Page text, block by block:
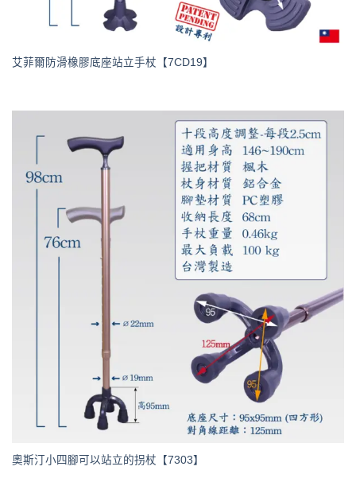
艾菲爾防滑橡膠底座站立手杖【7CD19】
奧斯汀小四腳可以站立的拐杖【7303】